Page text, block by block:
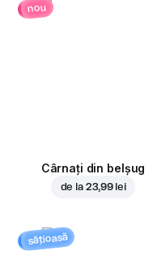
nou
Cârnați din belșug
de la 23,99 lei
sățioasă